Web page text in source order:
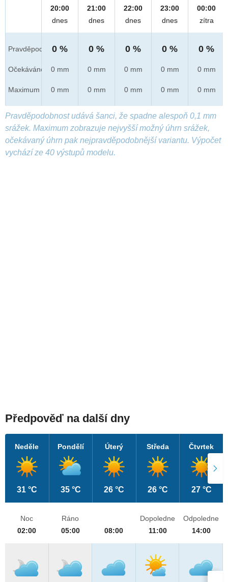
Pravděpod.
Očekáváno
Maximum
20:00
dnes
0 %
0 mm
0 mm
21:00
dnes
0 %
0 mm
0 mm
22:00
dnes
0 %
0 mm
0 mm
23:00
dnes
0 %
0 mm
0 mm
00:00
zítra
0 %
0 mm
0 mm
Pravděpodobnost udává šanci, že spadne alespoň 0,1 mm
srážek. Maximum zobrazuje nejvyšší možný úhrn srážek,
očekávaný úhrn pak nejpravděpodobnější variantu. Výpočet
vychází ze 40 výstupů modelu.
Předpověď na další dny
Neděle
31 °C
Pondělí
35 °C
Úterý
26 °C
Středa
26 °C
Čtvrtek
27 °C
Noc
02:00
Ráno
05:00
08:00
Dopoledne
11:00
Odpoledne
14:00